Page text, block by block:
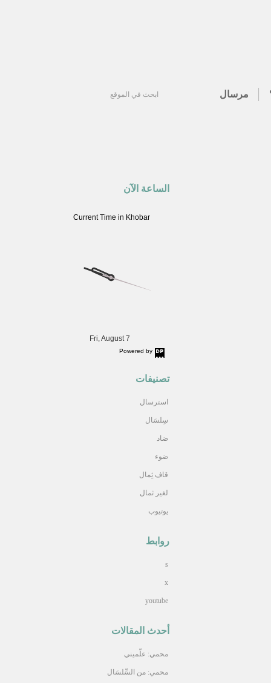
مرسال
الساعة الآن
Powered by
Current Time in Khobar
Fri, August 7
تصنيفات
استرسال
سِلسَال
ضاد
ضوء
قاف ثِمال
لغير ثمال
يوتيوب
روابط
s
x
youtube
أحدث المقالات
محمي: علّميني
محمي: من السِّلسَال